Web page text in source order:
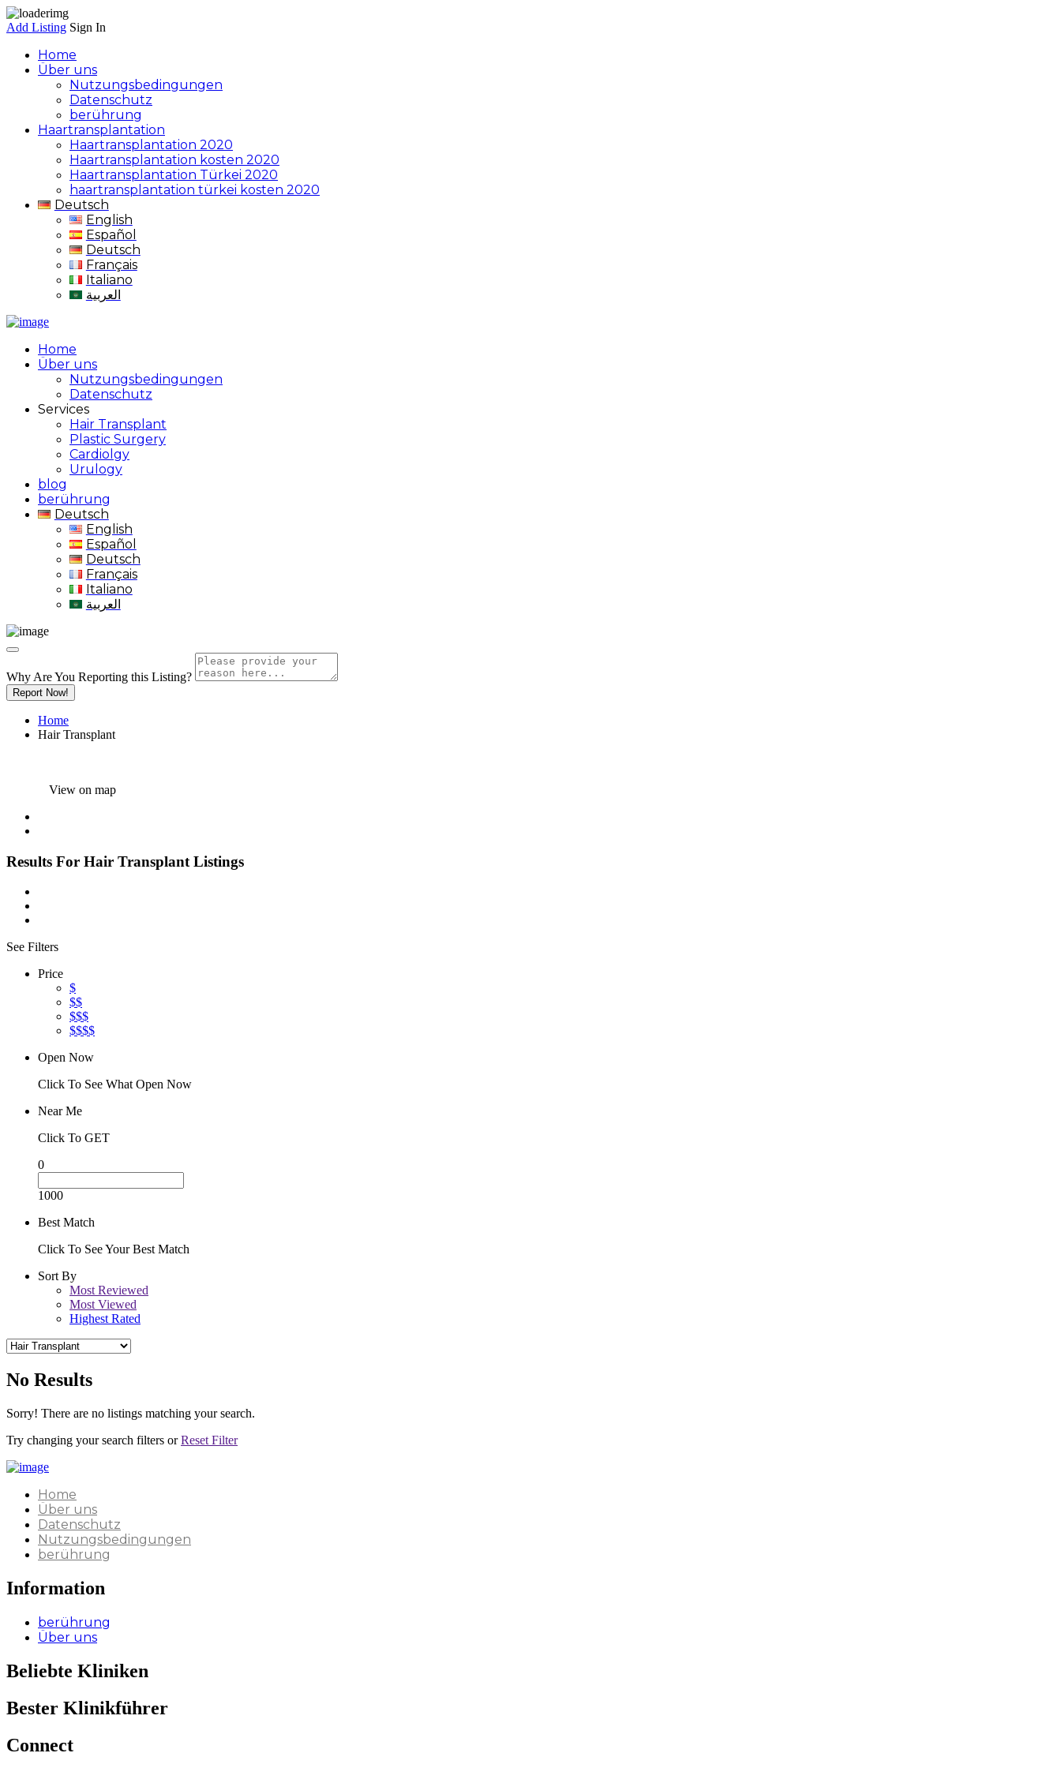
Add Listing Sign In
Home
Über uns
Nutzungsbedingungen
Datenschutz
berührung
Haartransplantation
Haartransplantation 2020
Haartransplantation kosten 2020
Haartransplantation Türkei 2020
haartransplantation türkei kosten 2020
Deutsch
English
Español
Deutsch
Français
Italiano
العربية
Home
Über uns
Nutzungsbedingungen
Datenschutz
Services
Hair Transplant
Plastic Surgery
Cardiolgy
Urulogy
blog
berührung
Deutsch
English
Español
Deutsch
Français
Italiano
العربية
Why Are You Reporting this Listing?
Report Now!
Home
Hair Transplant
View on map
Results For Hair Transplant Listings
See Filters
Price
$
$$
$$$
$$$$
Open Now
Click To See What Open Now
Near Me
Click To GET
0
1000
Best Match
Click To See Your Best Match
Sort By
Most Reviewed
Most Viewed
Highest Rated
No Results
Sorry! There are no listings matching your search.
Try changing your search filters orReset Filter
Home
Über uns
Datenschutz
Nutzungsbedingungen
berührung
Information
berührung
Über uns
Beliebte Kliniken
Bester Klinikführer
Connect